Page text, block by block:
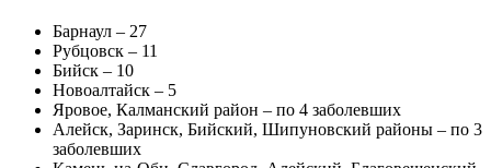
Барнаул – 27
Рубцовск – 11
Бийск – 10
Новоалтайск – 5
Яровое, Калманский район – по 4 заболевших
Алейск, Заринск, Бийский, Шипуновский районы – по 3
заболевших